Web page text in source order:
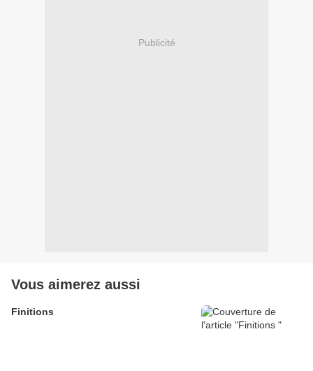
Publicité
Vous aimerez aussi
Finitions